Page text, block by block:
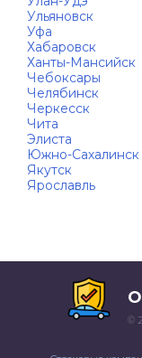
Ульяновск
Уфа
Хабаровск
Ханты-Мансийск
Чебоксары
Челябинск
Черкесск
Чита
Элиста
Южно-Сахалинск
Якутск
Ярославль
©